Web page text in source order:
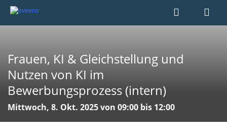
Frauen, KI & Gleichstellung und
Nutzen von KI im
Bewerbungsprozess (intern)
Mittwoch, 8. Okt. 2025 von 09:00 bis 12:00